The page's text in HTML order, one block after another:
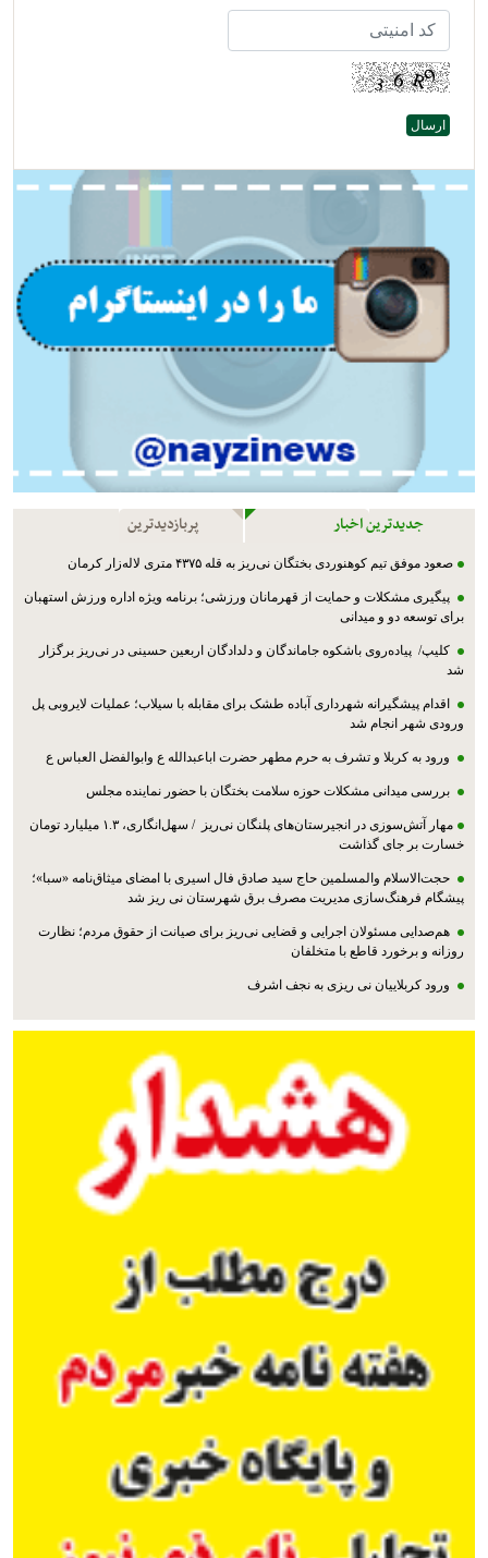
جدیدترین اخبار پربازدیدترین
صعود موفق تیم کوهنوردی بختگان نی‌ریز به قله ۴۳۷۵ متری لاله‌زار کرمان
پیگیری مشکلات و حمایت از قهرمانان ورزشی؛ برنامه ویژه اداره ورزش استهبان
برای توسعه دو و میدانی
کلیپ/ پیاده‌روی باشکوه جاماندگان و دلدادگان اربعین حسینی در نی‌ریز برگزار
شد
اقدام پیشگیرانه شهرداری آباده طشک برای مقابله با سیلاب؛ عملیات لایروبی پل
ورودی شهر انجام شد
ورود به کربلا و تشرف به حرم مطهر حضرت اباعبدالله ع وابوالفضل العباس ع
بررسی میدانی مشکلات حوزه سلامت بختگان با حضور نماینده مجلس
مهار آتش‌سوزی در انجیرستان‌های پلنگان نی‌ریز / سهل‌انگاری، ۱.۳ میلیارد تومان
خسارت بر جای گذاشت
حجت‌الاسلام والمسلمین حاج سید صادق فال اسیری با امضای میثاق‌نامه «سبا»؛
پیشگام فرهنگ‌سازی مدیریت مصرف برق شهرستان نی ریز شد
هم‌صدایی مسئولان اجرایی و قضایی نی‌ریز برای صیانت از حقوق مردم؛ نظارت
روزانه و برخورد قاطع با متخلفان
ورود کربلاییان نی ریزی به نجف اشرف